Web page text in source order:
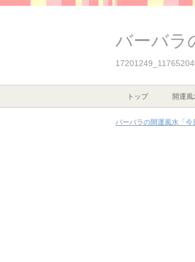
バーバラ
トップ 開運風
バーバラの開運風水「今